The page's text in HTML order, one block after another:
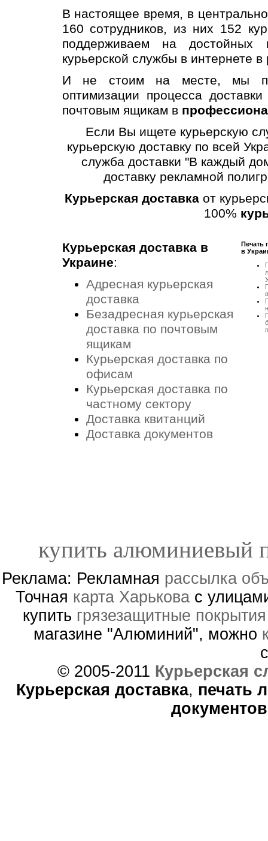
В настоящее время, в
160 сотрудников, из них 152
поддерживаем на достойных
курьерской службы в интернете
И не стоим на месте, мы
оптимизации процесса
почтовым ящикам в
Если Вы ищете курьерскую
курьерскую доставку по всей
служба доставки "В каждый
доставку рекламной
Курьерская доставкаот
100%
Курьерская доставка в
Украине:
Адресная курьерская
доставка
Безадресная курьерская
доставка по почтовым
ящикам
Курьерская доставка по
офисам
Курьерская доставка по
частному сектору
Доставка квитанций
Доставка документов
Печать
в
купить алюминиевый
Реклама: Рекламная рассылка
Точная карта Харькова с
купить грязезащитные покрытия
магазине "Алюминий", можно
© 2005-2011 Курьерская
Курьерская доставка, печать
документов